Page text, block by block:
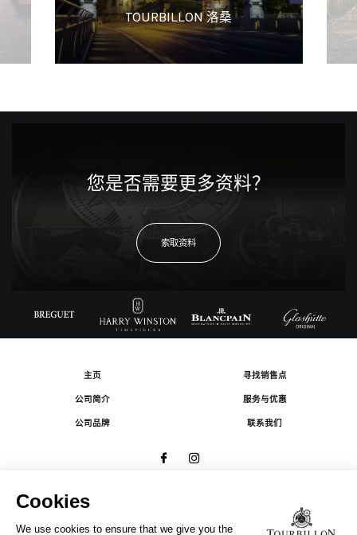
TOURBILLON 洛桑
您是否需要更多资料？
索取资料
主页
公司简介
公司品牌
寻找销售点
服务与优惠
联系我们